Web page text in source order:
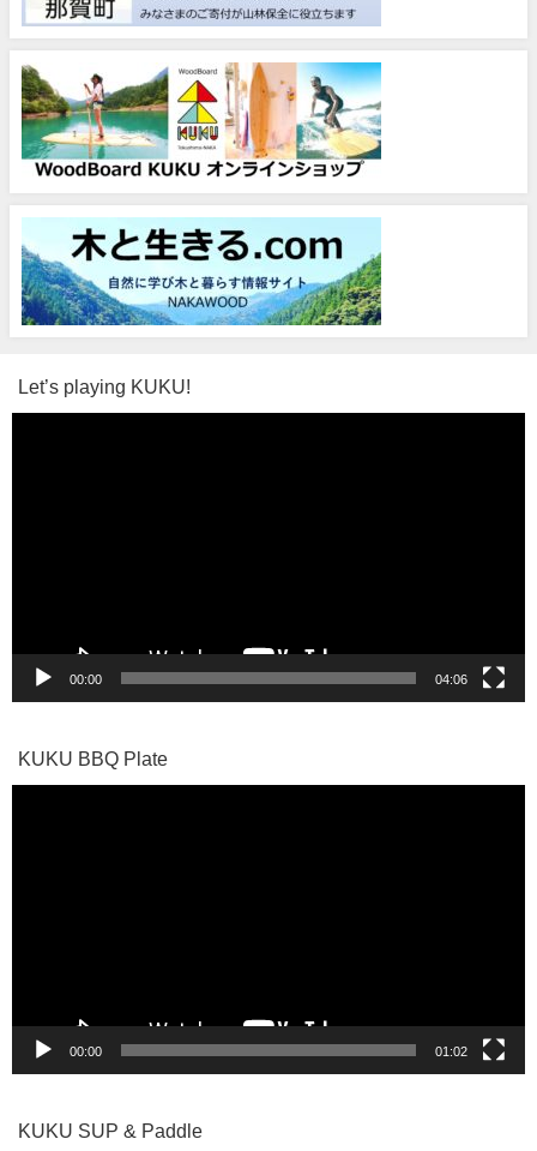
Let’s playing KUKU!
00:00 04:06
KUKU BBQ Plate
00:00 01:02
KUKU SUP & Paddle